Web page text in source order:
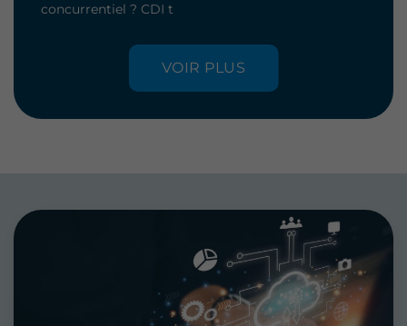
VOIR PLUS
concurrentiel ? CDI t